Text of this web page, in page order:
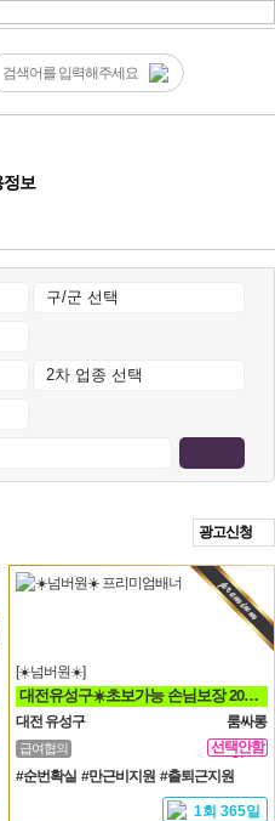
보
광고신청
[☀️넘버원☀️]
대전유성구☀️초보가능 손님보장 20대30대가족모집☀️
대전 유성구 룸싸롱
급여협의
선택안함
일
#순번확실 #만근비지원 #출퇴근지원
1회 365일